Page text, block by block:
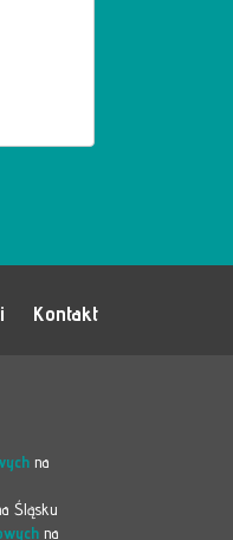
Kontakt
na
Śląsku
na